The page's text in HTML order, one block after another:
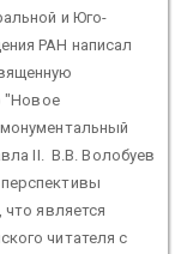
и Юго-
РАН написал
"Новое
II. В.В. Волобуев
является
читателя с